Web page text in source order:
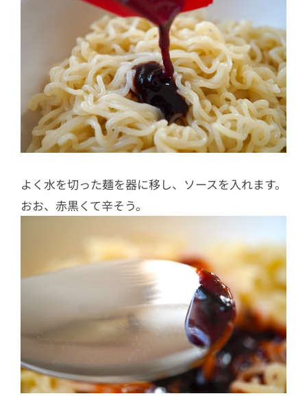
よく水を切った麺を器に移し、ソースを入れます。
おお、赤黒くて辛そう。